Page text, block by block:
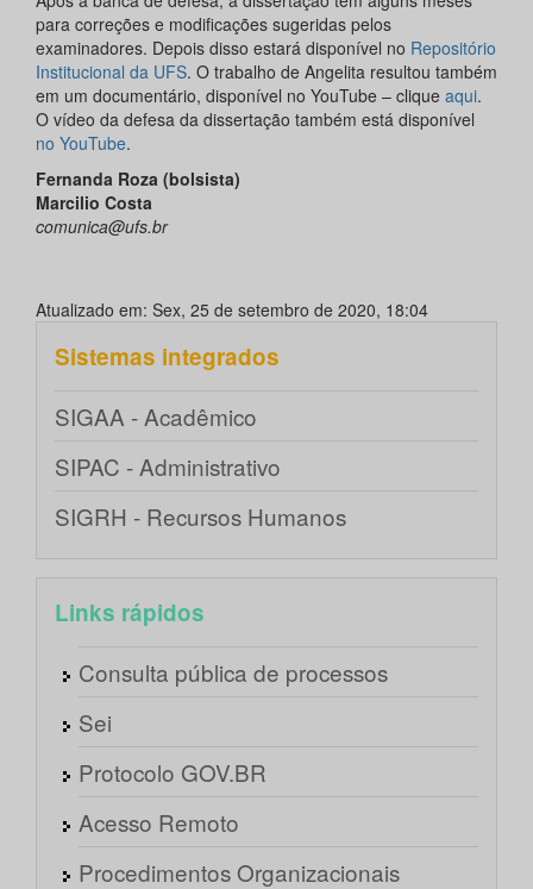
para correções e modificações sugeridas pelos
examinadores. Depois disso estará disponível no Repositório
Institucional da UFS. O trabalho de Angelita resultou também
em um documentário, disponível no YouTube – clique aqui.
O vídeo da defesa da dissertação também está disponível
no YouTube.
Fernanda Roza (bolsista)
Marcilio Costa
comunica@ufs.br
Atualizado em: Sex, 25 de setembro de 2020, 18:04
Sistemas integrados
SIGAA - Acadêmico
SIPAC - Administrativo
SIGRH - Recursos Humanos
Links rápidos
Consulta pública de processos
Sei
Protocolo GOV.BR
Acesso Remoto
Procedimentos Organizacionais